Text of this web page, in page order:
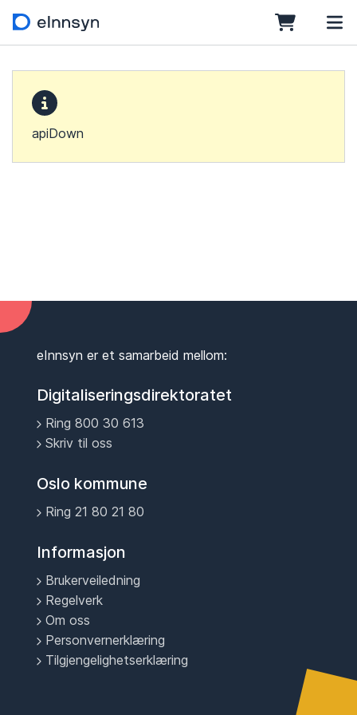
apiDown
eInnsyn er et samarbeid mellom:
Digitaliseringsdirektoratet
Ring 800 30 613
Skriv til oss
Oslo kommune
Ring 21 80 21 80
Informasjon
Brukerveiledning
Regelverk
Om oss
Personvernerklæring
Tilgjengelighetserklæring